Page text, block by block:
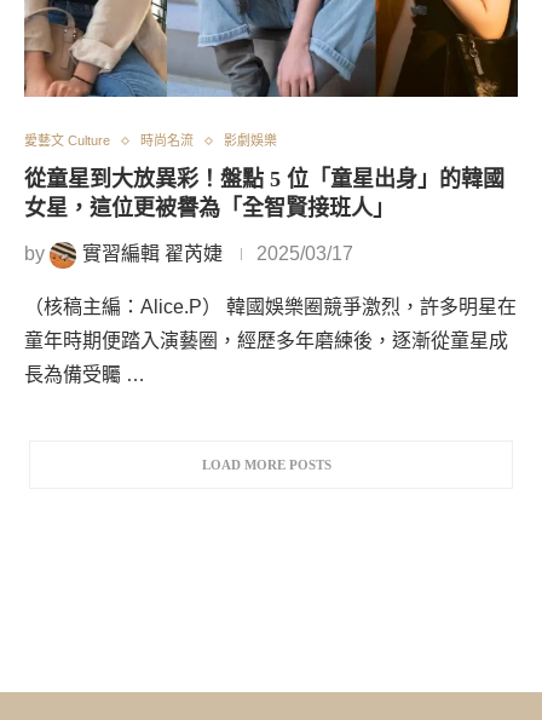
愛藝文 Culture 時尚名流 影劇娛樂
從童星到大放異彩！盤點 5 位「童星出身」的韓國
女星，這位更被譽為「全智賢接班人」
by 實習編輯 翟芮婕 2025/03/17
（核稿主編：Alice.P） 韓國娛樂圈競爭激烈，許多明星在
童年時期便踏入演藝圈，經歷多年磨練後，逐漸從童星成
長為備受矚 …
LOAD MORE POSTS